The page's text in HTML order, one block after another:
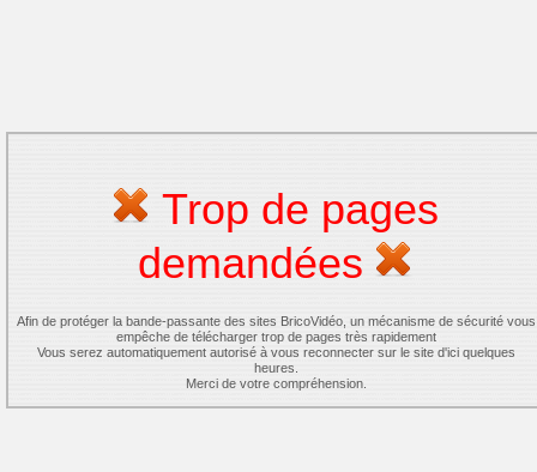
Trop de pages
demandées
Afin de protéger la bande-passante des sites BricoVidéo, un mécanisme de sécurité vous
empêche de télécharger trop de pages très rapidement
Vous serez automatiquement autorisé à vous reconnecter sur le site d'ici quelques
heures.
Merci de votre compréhension.